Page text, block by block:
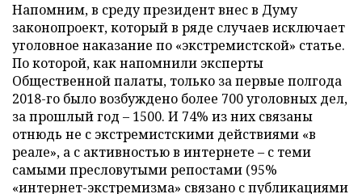
Напомним, в среду президент внес в Думу
законопроект, который в ряде случаев исключает
уголовное наказание по «экстремистской» статье.
По которой, как напомнили эксперты
Общественной палаты, только за первые полгода
2018-го было возбуждено более 700 уголовных дел,
за прошлый год – 1500. И 74% из них связаны
отнюдь не с экстремистскими действиями «в
реале», а с активностью в интернете – с теми
самыми пресловутыми репостами (95%
«интернет-экстремизма» связано с публикациями